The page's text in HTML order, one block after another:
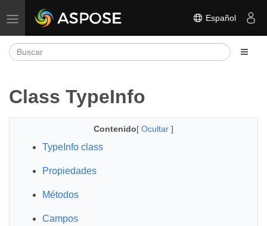
Alternar navegación Español
Class TypeInfo
Contenido[ Ocultar ]
TypeInfo class
Propiedades
Métodos
Campos